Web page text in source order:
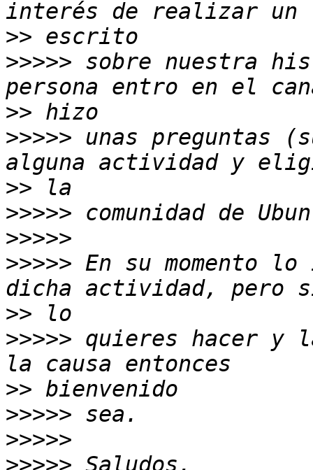
>>
>>>>> sobre nuestra
>>
>>>>> unas preguntas
>>
>>>>>
>>>>>
>>>>> En su momento
>>
>>>>> quieres hacer y
>>
>>>>>
>>>>>
>>>>>